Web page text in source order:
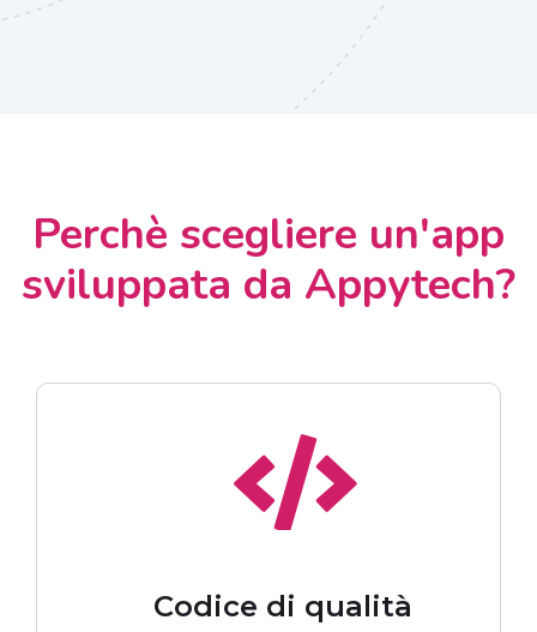
Perchè scegliere un'app
sviluppata da Appytech?
Codice di qualità